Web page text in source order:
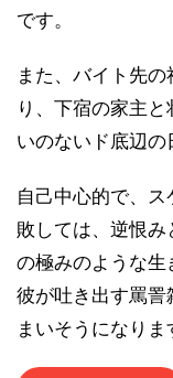
です。
また、バイト先
り、下宿の家主
いのないド底辺の
自己中心的で、
敗しては、逆恨
の極みのような生
彼が吐き出す罵詈
まいそうになりま